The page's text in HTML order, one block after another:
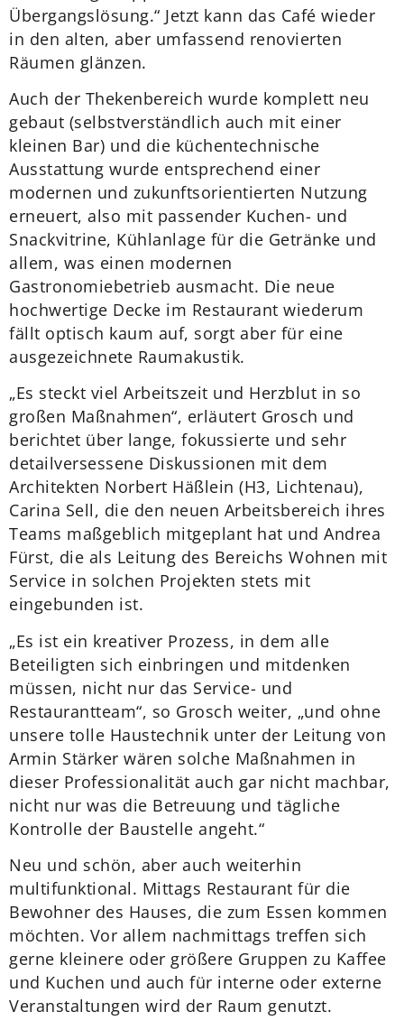
Übergangslösung.“ Jetzt kann das Café wieder
in den alten, aber umfassend renovierten
Räumen glänzen.
Auch der Thekenbereich wurde komplett neu
gebaut (selbstverständlich auch mit einer
kleinen Bar) und die küchentechnische
Ausstattung wurde entsprechend einer
modernen und zukunftsorientierten Nutzung
erneuert, also mit passender Kuchen- und
Snackvitrine, Kühlanlage für die Getränke und
allem, was einen modernen
Gastronomiebetrieb ausmacht. Die neue
hochwertige Decke im Restaurant wiederum
fällt optisch kaum auf, sorgt aber für eine
ausgezeichnete Raumakustik.
„Es steckt viel Arbeitszeit und Herzblut in so
großen Maßnahmen“, erläutert Grosch und
berichtet über lange, fokussierte und sehr
detailversessene Diskussionen mit dem
Architekten Norbert Häßlein (H3, Lichtenau),
Carina Sell, die den neuen Arbeitsbereich ihres
Teams maßgeblich mitgeplant hat und Andrea
Fürst, die als Leitung des Bereichs Wohnen mit
Service in solchen Projekten stets mit
eingebunden ist.
„Es ist ein kreativer Prozess, in dem alle
Beteiligten sich einbringen und mitdenken
müssen, nicht nur das Service- und
Restaurantteam“, so Grosch weiter, „und ohne
unsere tolle Haustechnik unter der Leitung von
Armin Stärker wären solche Maßnahmen in
dieser Professionalität auch gar nicht machbar,
nicht nur was die Betreuung und tägliche
Kontrolle der Baustelle angeht.“
Neu und schön, aber auch weiterhin
multifunktional. Mittags Restaurant für die
Bewohner des Hauses, die zum Essen kommen
möchten. Vor allem nachmittags treffen sich
gerne kleinere oder größere Gruppen zu Kaffee
und Kuchen und auch für interne oder externe
Veranstaltungen wird der Raum genutzt.